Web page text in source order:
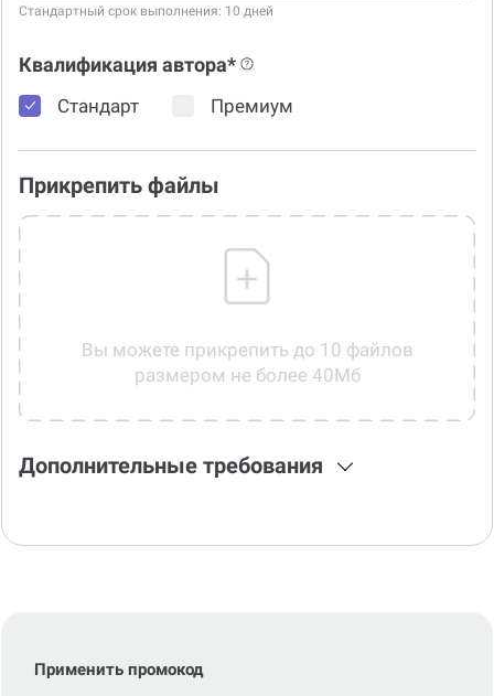
Стандартный срок выполнения: 10 дней
Квалификация автора*
Стандарт Премиум
Прикрепить файлы
Вы можете прикрепить до 10 файлов
размером не более 40Мб
Дополнительные требования
Применить промокод